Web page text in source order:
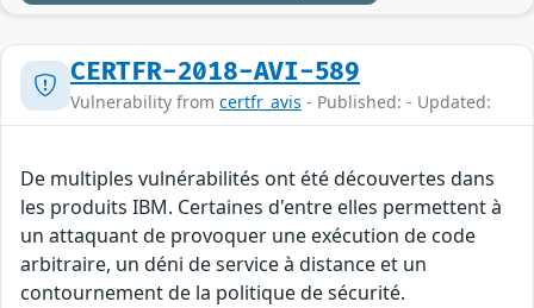
CERTFR-2018-AVI-589
Vulnerability from certfr_avis - Published: - Updated:
De multiples vulnérabilités ont été découvertes dans
les produits IBM. Certaines d'entre elles permettent à
un attaquant de provoquer une exécution de code
arbitraire, un déni de service à distance et un
contournement de la politique de sécurité.